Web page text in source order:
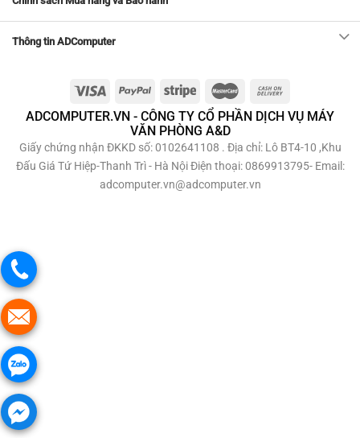
Thông tin ADComputer
ADCOMPUTER.VN - CÔNG TY CỔ PHẦN DỊCH VỤ MÁY
VĂN PHÒNG A&D
Giấy chứng nhận ĐKKD số: 0102641108 . Địa chỉ: Lô BT4-10 ,Khu
Đấu Giá Tứ Hiệp-Thanh Trì - Hà Nội Điện thoại: 0869913795- Email:
adcomputer.vn@adcomputer.vn